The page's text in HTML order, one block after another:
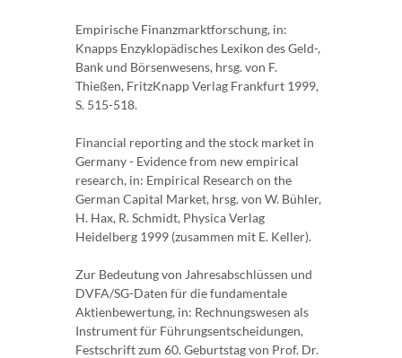
Empirische Finanzmarktforschung, in:
Knapps Enzyklopädisches Lexikon des Geld-,
Bank und Börsenwesens, hrsg. von F.
Thießen, FritzKnapp Verlag Frankfurt 1999,
S. 515-518.
Financial reporting and the stock market in
Germany - Evidence from new empirical
research, in: Empirical Research on the
German Capital Market, hrsg. von W. Bühler,
H. Hax, R. Schmidt, Physica Verlag
Heidelberg 1999 (zusammen mit E. Keller).
Zur Bedeutung von Jahresabschlüssen und
DVFA/SG-Daten für die fundamentale
Aktienbewertung, in: Rechnungswesen als
Instrument für Führungsentscheidungen,
Festschrift zum 60. Geburtstag von Prof. Dr.